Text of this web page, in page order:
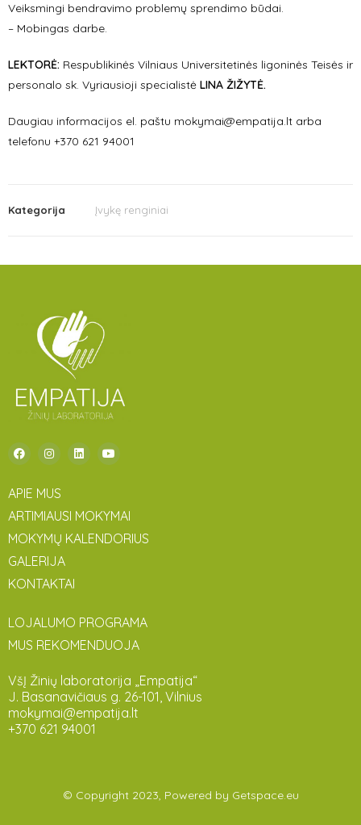
Veiksmingi bendravimo problemų sprendimo būdai.
– Mobingas darbe.
LEKTORĖ: Respublikinės Vilniaus Universitetinės ligoninės Teisės ir
personalo sk. Vyriausioji specialistė LINA ŽIŽYTĖ.
Daugiau informacijos el. paštu mokymai@empatija.lt arba
telefonu +370 621 94001
Kategorija Įvykę renginiai
APIE MUS
ARTIMIAUSI MOKYMAI
MOKYMŲ KALENDORIUS
GALERIJA
KONTAKTAI
LOJALUMO PROGRAMA
MUS REKOMENDUOJA
VšĮ Žinių laboratorija „Empatija“
J. Basanavičiaus g. 26-101, Vilnius
mokymai@empatija.lt
+370 621 94001
© Copyright 2023, Powered by Getspace.eu